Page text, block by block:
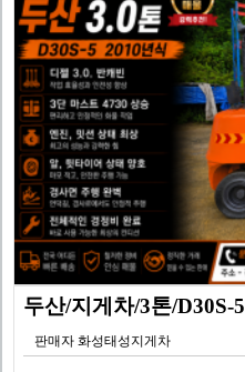
두산/지게차/3톤/D30S-5
판매자 화성태성지게차